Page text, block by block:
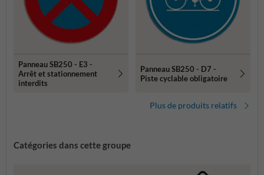
Panneau SB250 - E3 -
Arrêt et stationnement
interdits
Panneau SB250 - D7 -
Piste cyclable obligatoire
Plus de produits relatifs
Catégories dans cette groupe